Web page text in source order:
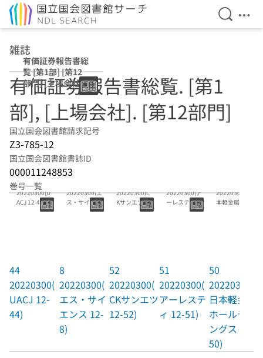
検索を
メ
雑誌
有価証券報告書総
覧 [第1部] [第12
部門] [上場会社]
有価証券報告書総覧. [第1
部], [上場会社]. [第12部門]
国立国会図書館請求記号
Z3-785-12
国立国会図書館書誌ID
000011248853
巻号一覧
44
20220300(U
ACJ 12-44)
44
20220300(
UACJ 12-
44)
20220300(エ
ス・サイエン
8
20220300(
エス・サイ
エンス 12-
8)
20220300(C
Kサンエツ
52
20220300(
CKサンエツ
12-52)
20220300(ア
ーレスティ
51
20220300(
アーレステ
ィ 12-51)
20220300(日
本軽金属ホー
50
20220300(
日本軽金属
ホールディ
ングス 12-
50)